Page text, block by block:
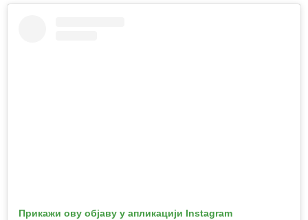
Прикажи ову објаву у апликацији Instagram